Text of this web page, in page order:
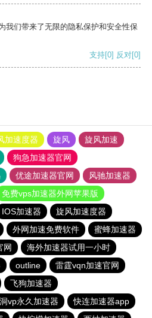
我们带来了无限的隐私保护和安全性保
支持[0] 反对[0]
加速度器 旋风
旋风加速
狗急加速器官网
优途加速器官网
风驰加速器
免费vps加速器外网苹果版
IOS加速器
旋风加速度器
外网加速免费软件
蜜蜂加速器
网
海外加速器试用一小时
outline
雷霆vqn加速官网
飞狗加速器
vp永久加速器
快连加速器app